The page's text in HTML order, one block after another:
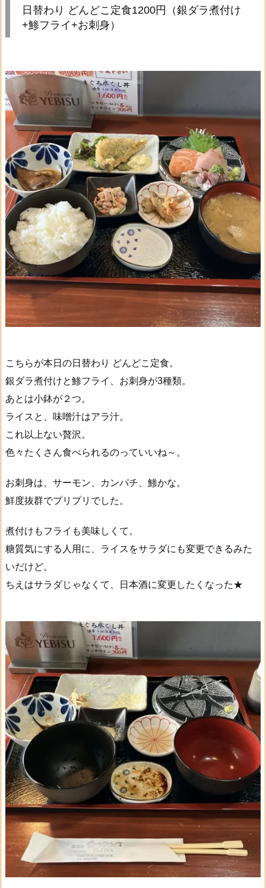
日替わり どんどこ定食1200円（銀ダラ煮付け
+鯵フライ+お刺身）
こちらが本日の日替わり どんどこ定食。
銀ダラ煮付けと鯵フライ、お刺身が3種類。
あとは小鉢が２つ。
ライスと、味噌汁はアラ汁。
これ以上ない贅沢。
色々たくさん食べられるのっていいね～。
お刺身は、サーモン、カンパチ、鯵かな。
鮮度抜群でプリプリでした。
煮付けもフライも美味しくて。
糖質気にする人用に、ライスをサラダにも変更できるみた
いだけど。
ちえはサラダじゃなくて、日本酒に変更したくなった★